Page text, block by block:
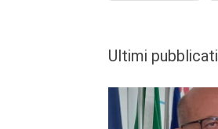
Ultimi pubblicati